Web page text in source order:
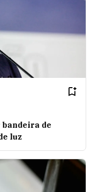
de
luz